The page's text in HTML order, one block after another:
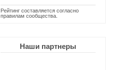
Рейтинг составляется согласно
правилам сообщества.
Наши партнеры